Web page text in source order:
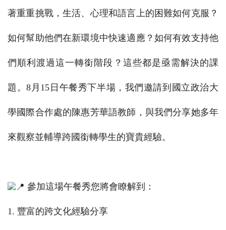
著重重挑戰，生活、心理和語言上的困難如何克服？
如何幫助他們在新環境中快速適應？如何有效支持他
們順利渡過這一轉銜階段？這些都是亟需解決的課
題。8月15日午餐秀下半場，我們邀請到國立政治大
學國際合作處的陳惠芳華語教師，與我們分享她多年
來觀察並輔導跨國銜轉學生的寶貴經驗。
參加這場午餐秀您將會瞭解到：
1. 豐富的跨文化經驗分享